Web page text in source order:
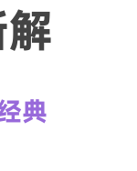
典